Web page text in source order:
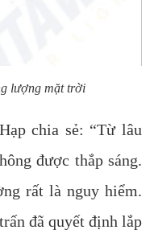
lượng mặt trời
chia sẻ: “Từ lâu
được thắp sáng.
rất là nguy hiểm.
đã quyết định lắp